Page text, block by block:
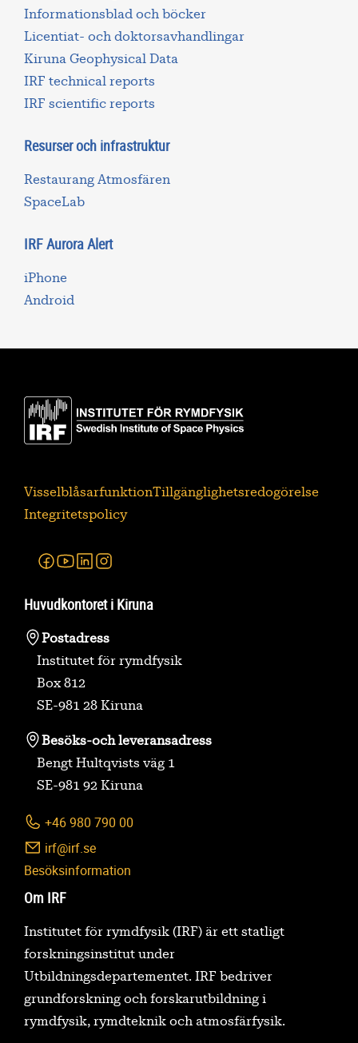
Informationsblad och böcker
Licentiat- och doktorsavhandlingar
Kiruna Geophysical Data
IRF technical reports
IRF scientific reports
Resurser och infrastruktur
Restaurang Atmosfären
SpaceLab
IRF Aurora Alert
iPhone
Android
VisselblåsarfunktionTillgänglighetsredogörelse
Integritetspolicy
Facebook
YoutubeLinkedin
Huvudkontoret i Kiruna
Postadress
Institutet för rymdfysik
Box 812
SE-981 28 Kiruna
Besöks-och leveransadress
Bengt Hultqvists väg 1
SE-981 92 Kiruna
+46 980 790 00
irf@irf.se
Besöksinformation
Om IRF
Institutet för rymdfysik (IRF) är ett statligt
forskningsinstitut under
Utbildningsdepartementet. IRF bedriver
grundforskning och forskarutbildning i
rymdfysik, rymdteknik och atmosfärfysik.